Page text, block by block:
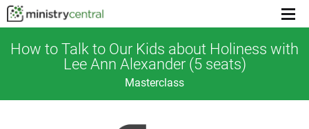
Menu
How to Talk to Our Kids about Holiness with
Lee Ann Alexander (5 seats)
Masterclass